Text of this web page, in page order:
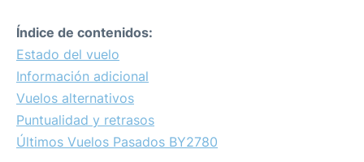
Índice de contenidos:
Estado del vuelo
Información adicional
Vuelos alternativos
Puntualidad y retrasos
Últimos Vuelos Pasados BY2780